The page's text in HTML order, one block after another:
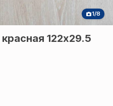
1/8
122х29.5